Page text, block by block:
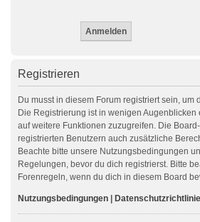
Registrieren
Du musst in diesem Forum registriert sein, um
Die Registrierung ist in wenigen
auf weitere Funktionen zuzugreifen. Die
registrierten Benutzern auch zusätzliche
Beachte bitte unsere Nutzungsbedingungen
Regelungen, bevor du dich registrierst. Bitte
Forenregeln, wenn du dich in diesem Board
Nutzungsbedingungen Datenschutzrichtlinie